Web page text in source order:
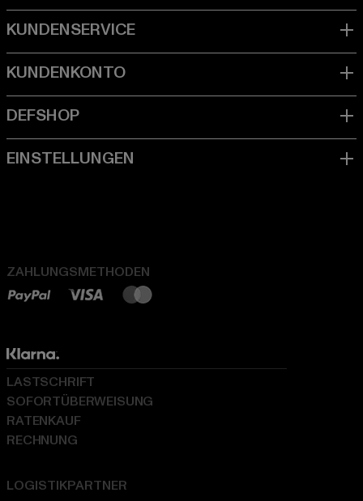
ZAHLUNGSMETHODEN
LOGISTIKPARTNER
LASTSCHRIFT
SOFORTÜBERWEISUNG
RATENKAUF
RECHNUNG